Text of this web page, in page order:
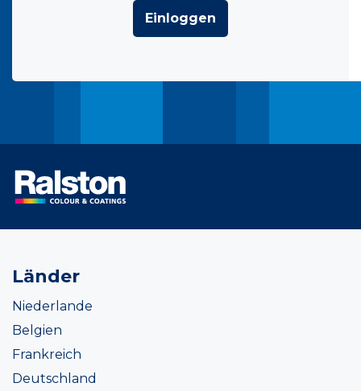
Einloggen
Länder
Niederlande
Belgien
Frankreich
Deutschland